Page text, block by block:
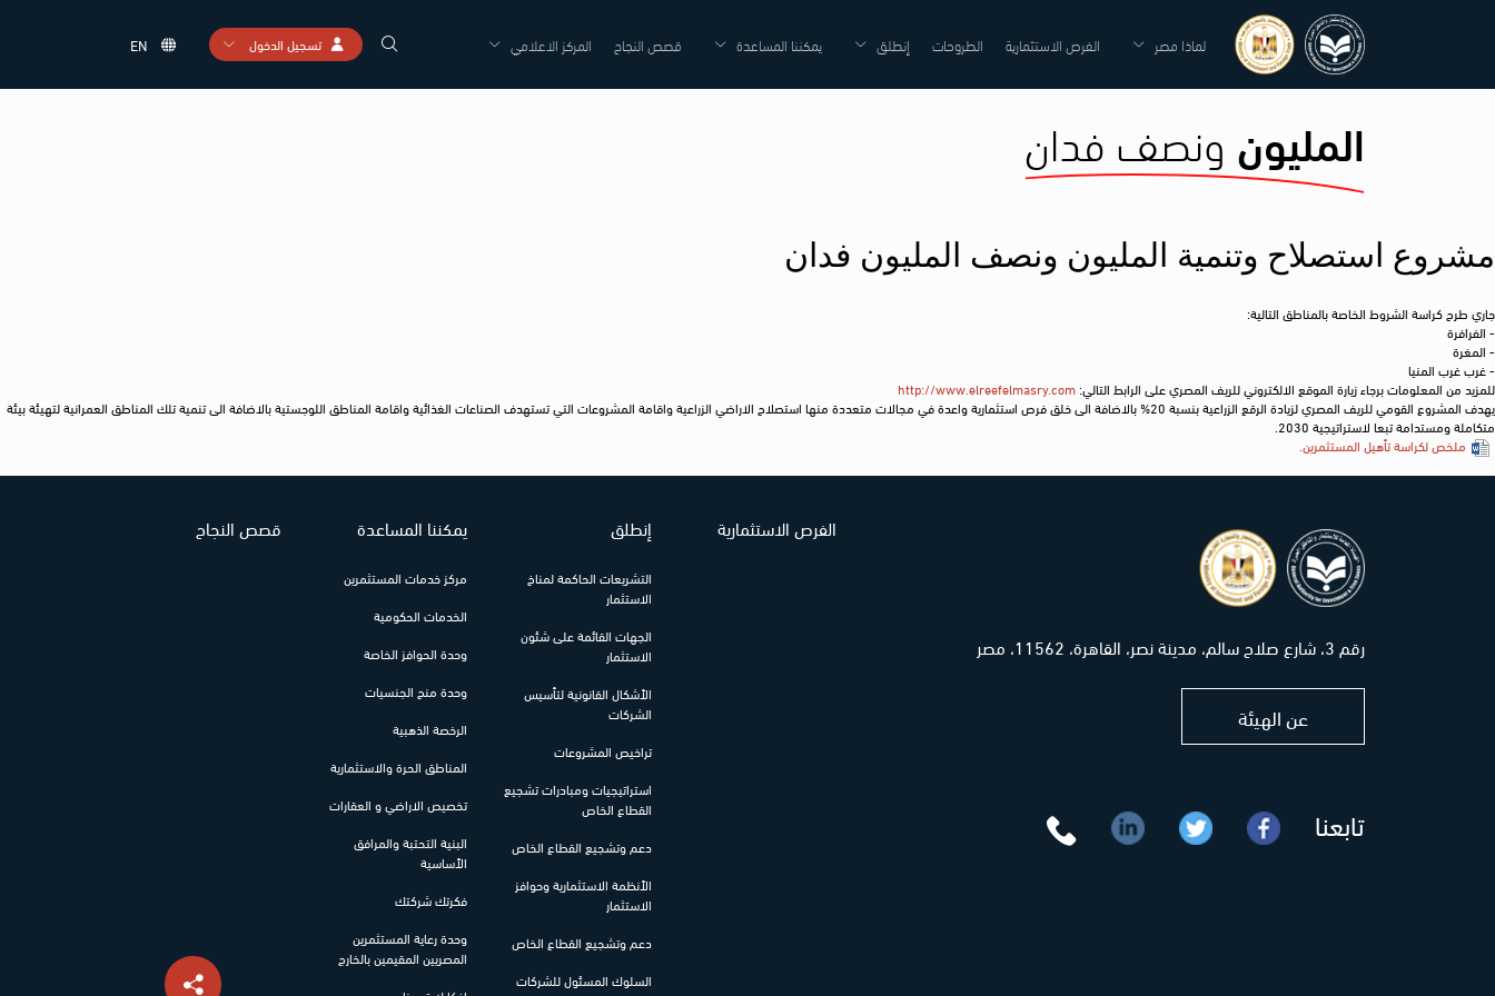
لماذا مصر الفرص الاستثمارية الطروحات إنطلق يمكننا المساعدة قصص النجاح المركز الاعلامي تسجيل الدخول EN
المليون ونصف فدان
مشروع استصلاح وتنمية المليون ونصف المليون فدان
جاري طرح كراسة الشروط الخاصة بالمناطق التالية:
- الفرافرة
- المغرة
- غرب غرب المنيا
للمزيد من المعلومات برجاء زيارة الموقع الالكتروني للريف المصري على الرابط التالي:http://www.elreefelmasry.com
يهدف المشروع القومي للريف المصري لزيادة الرقع الزراعية بنسبة 20% بالاضافة الى خلق فرص استثمارية واعدة في مجالات متعددة منها استصلاح الاراضي الزراعية واقامة المشروعات التي تستهدف الصناعات الغذائية واقامة المناطق اللوجستية بالاضافة الى تنمية تلك المناطق العمرانية لتهيئة بيئة
متكاملة ومستدامة تبعا لاستراتيجية 2030.
ملخص لكراسة تأهيل المستثمرين.
رقم 3، شارع صلاح سالم، مدينة نصر، القاهرة، 11562، مصر
عن الهيئة
تابعنا
الفرص الاستثمارية إنطلق
التشريعات الحاكمة لمناخ
الاستثمار
الجهات القائمة على شئون
الاستثمار
الأشكال القانونية لتأسيس
الشركات
تراخيص المشروعات
استراتيجيات ومبادرات تشجيع
القطاع الخاص
دعم وتشجيع القطاع الخاص
الأنظمة الاستثمارية وحوافز
الاستثمار
دعم وتشجيع القطاع الخاص
السلوك المسئول للشركات
يمكننا المساعدة
مركز خدمات المستثمرين
الخدمات الحكومية
وحدة الحوافز الخاصة
وحدة منح الجنسيات
الرخصة الذهبية
المناطق الحرة والاستثمارية
تخصيص الاراضي و العقارات
البنية التحتبة والمرافق
الأساسية
فكرتك شركتك
وحدة رعاية المستثمرين
المصريين المقيمين بالخارج
قصص النجاح